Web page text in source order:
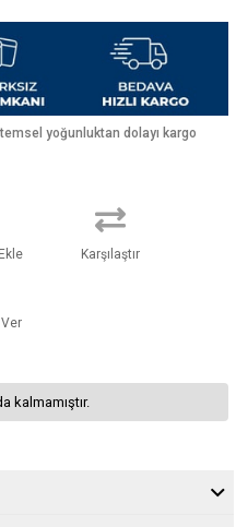
yoğunluktan dolayı kargo
Karşılaştır
kalmamıştır.